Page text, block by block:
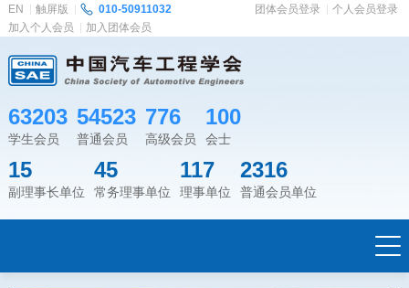
EN 触屏版 010-50911032 团体会员登录
个人会员登录
加入个人会员
加入团体会员
63203
学生会员
54523
普通会员
776
高级会员
100
会士
15
副理事长单位
45
常务理事单位
117
理事单位
2316
普通会员单位